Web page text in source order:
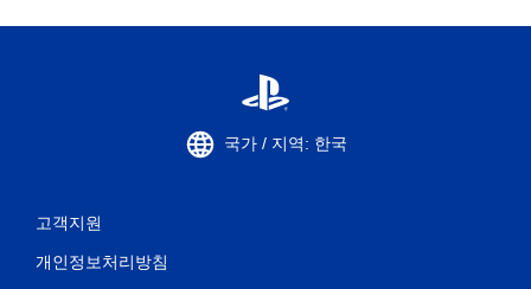
국가 / 지역: 한국
고객지원
개인정보처리방침